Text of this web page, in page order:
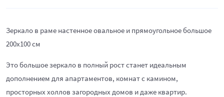
Зеркало в раме настенное овальное и прямоугольное большое
200х100 см
Это большое зеркало в полный рост станет идеальным
дополнением для апартаментов, комнат с камином,
просторных холлов загородных домов и даже квартир.